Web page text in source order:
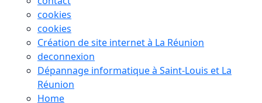
cookies
cookies
Création de site internet à La Réunion
deconnexion
Dépannage informatique à Saint-Louis et La
Réunion
Home